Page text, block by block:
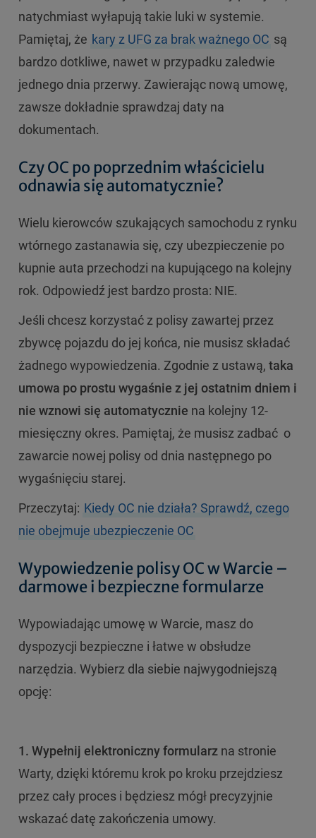
natychmiast wyłapują takie luki w systemie.
Pamiętaj, że kary z UFG za brak ważnego OC są
bardzo dotkliwe, nawet w przypadku zaledwie
jednego dnia przerwy. Zawierając nową umowę,
zawsze dokładnie sprawdzaj daty na
dokumentach.
Czy OC po poprzednim właścicielu
odnawia się automatycznie?
Wielu kierowców szukających samochodu z rynku
wtórnego zastanawia się, czy ubezpieczenie po
kupnie auta przechodzi na kupującego na kolejny
rok. Odpowiedź jest bardzo prosta: NIE.
Jeśli chcesz korzystać z polisy zawartej przez
zbywcę pojazdu do jej końca, nie musisz składać
żadnego wypowiedzenia. Zgodnie z ustawą, taka
umowa po prostu wygaśnie z jej ostatnim dniem i
nie wznowi się automatycznie na kolejny 12-
miesięczny okres. Pamiętaj, że musisz zadbać o
zawarcie nowej polisy od dnia następnego po
wygaśnięciu starej.
Przeczytaj: Kiedy OC nie działa? Sprawdź, czego
nie obejmuje ubezpieczenie OC
Wypowiedzenie polisy OC w Warcie –
darmowe i bezpieczne formularze
Wypowiadając umowę w Warcie, masz do
dyspozycji bezpieczne i łatwe w obsłudze
narzędzia. Wybierz dla siebie najwygodniejszą
opcję:
1. Wypełnij elektroniczny formularz na stronie
Warty, dzięki któremu krok po kroku przejdziesz
przez cały proces i będziesz mógł precyzyjnie
wskazać datę zakończenia umowy.